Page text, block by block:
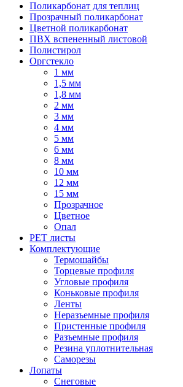
Поликарбонат для теплиц
Прозрачный поликарбонат
Цветной поликарбонат
ПВХ вспененный листовой
Полистирол
Оргстекло
1 мм
1,5 мм
1,8 мм
2 мм
3 мм
4 мм
5 мм
6 мм
8 мм
10 мм
12 мм
15 мм
Прозрачное
Цветное
Опал
PET листы
Комплектующие
Термошайбы
Торцевые профиля
Угловые профиля
Коньковые профиля
Ленты
Неразъемные профиля
Пристенные профиля
Разъемные профиля
Резина уплотнительная
Саморезы
Лопаты
Снеговые